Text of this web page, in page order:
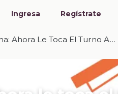
Ingresa Regístrate
Ahora Le Toca El Turno A…